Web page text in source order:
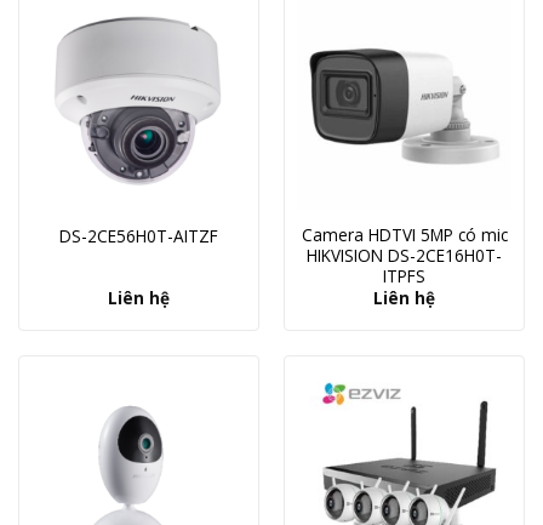
DS-2CE56H0T-AITZF
Liên hệ
Camera HDTVI 5MP có mic
HIKVISION DS-2CE16H0T-
ITPFS
Liên hệ